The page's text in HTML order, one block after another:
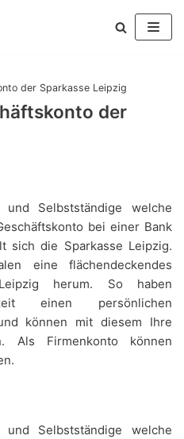
der Sparkasse Leipzig
der
und Selbstständige welche
bei einer Bank
sich die Sparkasse Leipzig.
eine flächendeckendes
herum. So haben
einen persönlichen
können mit diesem Ihre
Als Firmenkonto können
und Selbstständige welche